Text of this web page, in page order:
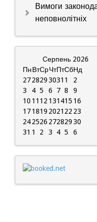
Вимоги
неповнолітніх
Серпень 2026
ПнВтСрЧтПтСбНд
2728293031 1
2
3
4 5 6 7 8
9
10 11 12 131415 16
171819 2021 22 23
242526 27282930
31 1 2 3 4 5 6